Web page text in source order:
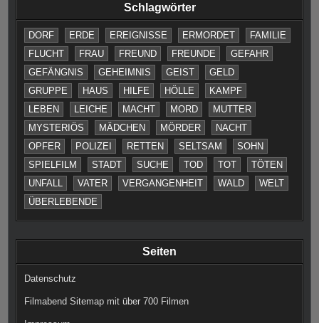
Schlagwörter
DORF ERDE EREIGNISSE ERMORDET
FAMILIE
FLUCHT
FRAU FREUND FREUNDE
GEFAHR
GEFÄNGNIS
GEHEIMNIS GEIST
GELD
GRUPPE
HAUS HILFE HÖLLE
KAMPF
LEBEN
LEICHE MACHT MORD
MUTTER
MYSTERIÖS
MÄDCHEN MÖRDER
NACHT
OPFER
POLIZEI RETTEN SELTSAM
SOHN
SPIELFILM
STADT SUCHE TOD TOT
TÖTEN
UNFALL
VATER VERGANGENHEIT WALD
WELT
ÜBERLEBENDE
Seiten
Datenschutz
Filmabend Sitemap mit über 700 Filmen